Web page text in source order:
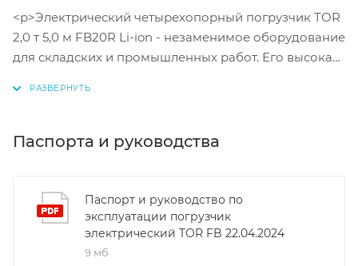
<p>Электрический четырехопорный погрузчик TOR
2,0 т 5,0 м FB20R Li-ion - незаменимое оборудование
для складских и промышленных работ. Его высокая
эффективную работу. Погрузчик отличается низким
как высота подъема 5 метров, скорость
передвижения до 13 км/ч и преодолеваемый уклон
до 20%, позволяют использовать его в самых разных
складских и промышленных условиях. Качественная
Паспорта и руководства
Паспорт и руководство по
эксплуатации погрузчик
электрический TOR FB 22.04.2024
9 мб